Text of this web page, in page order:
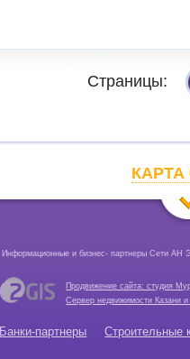
Страницы:
КАРТА
Информационные и бизнес- партнеры Сети АН
Продвижение сайта: студия
Сервер недвижимости Казани и
Банки-партнеры Строительные